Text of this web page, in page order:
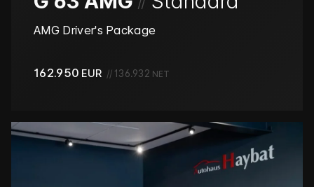
AMG Driver's Package
162.950 EUR // 136.932 NET